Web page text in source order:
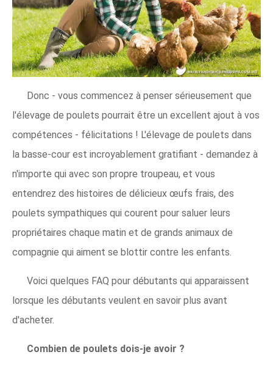
Donc - vous commencez à penser sérieusement que
l'élevage de poulets pourrait être un excellent ajout à vos
compétences - félicitations ! L'élevage de poulets dans
la basse-cour est incroyablement gratifiant - demandez à
n'importe qui avec son propre troupeau, et vous
entendrez des histoires de délicieux œufs frais, des
poulets sympathiques qui courent pour saluer leurs
propriétaires chaque matin et de grands animaux de
compagnie qui aiment se blottir contre les enfants.
Voici quelques FAQ pour débutants qui apparaissent
lorsque les débutants veulent en savoir plus avant
d'acheter.
Combien de poulets dois-je avoir ?